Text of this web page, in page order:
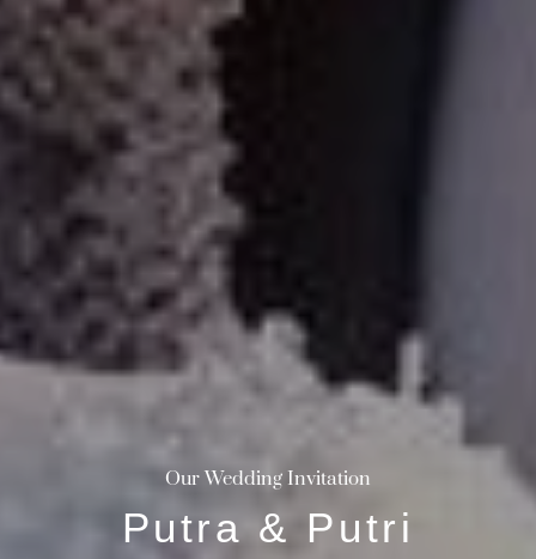
The Wedding Of
Putra & Putri​
Our Wedding Invitation
Putra & Putri​